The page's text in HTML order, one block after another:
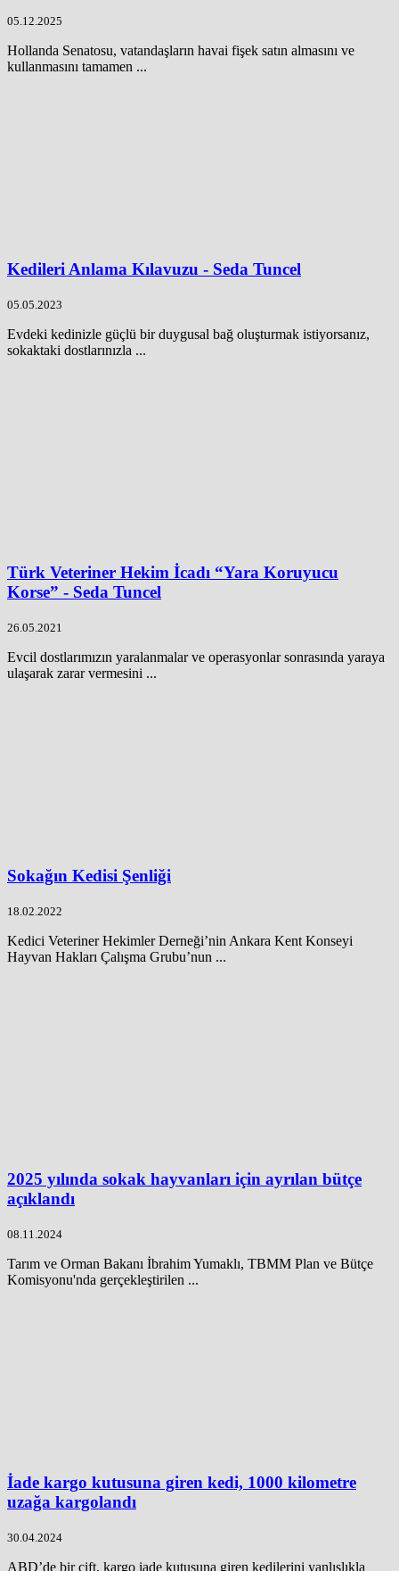
05.12.2025
Hollanda Senatosu, vatandaşların havai fişek satın almasını ve
kullanmasını tamamen ...
Kedileri Anlama Kılavuzu - Seda Tuncel
05.05.2023
Evdeki kedinizle güçlü bir duygusal bağ oluşturmak istiyorsanız,
sokaktaki dostlarınızla ...
Türk Veteriner Hekim İcadı “Yara Koruyucu
Korse” - Seda Tuncel
26.05.2021
Evcil dostlarımızın yaralanmalar ve operasyonlar sonrasında yaraya
ulaşarak zarar vermesini ...
Sokağın Kedisi Şenliği
18.02.2022
Kedici Veteriner Hekimler Derneği’nin Ankara Kent Konseyi
Hayvan Hakları Çalışma Grubu’nun ...
2025 yılında sokak hayvanları için ayrılan bütçe
açıklandı
08.11.2024
Tarım ve Orman Bakanı İbrahim Yumaklı, TBMM Plan ve Bütçe
Komisyonu'nda gerçekleştirilen ...
İade kargo kutusuna giren kedi, 1000 kilometre
uzağa kargolandı
30.04.2024
ABD’de bir çift, kargo iade kutusuna giren kedilerini yanlışlıkla